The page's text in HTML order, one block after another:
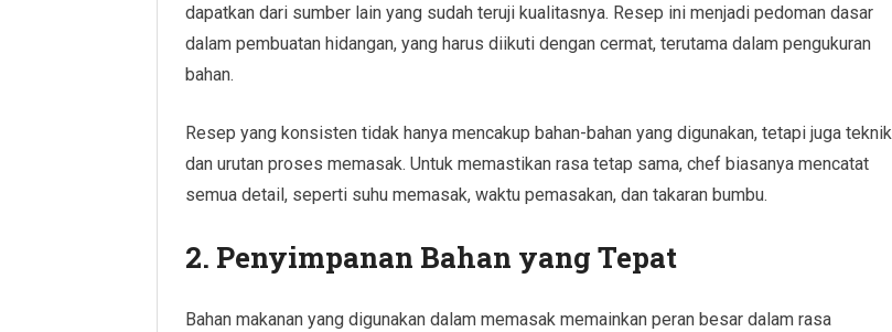
dapatkan dari sumber lain yang sudah teruji kualitasnya. Resep ini menjadi pedoman dasar
dalam pembuatan hidangan, yang harus diikuti dengan cermat, terutama dalam pengukuran
bahan.
Resep yang konsisten tidak hanya mencakup bahan-bahan yang digunakan, tetapi juga teknik
dan urutan proses memasak. Untuk memastikan rasa tetap sama, chef biasanya mencatat
semua detail, seperti suhu memasak, waktu pemasakan, dan takaran bumbu.
2. Penyimpanan Bahan yang Tepat
Bahan makanan yang digunakan dalam memasak memainkan peran besar dalam rasa